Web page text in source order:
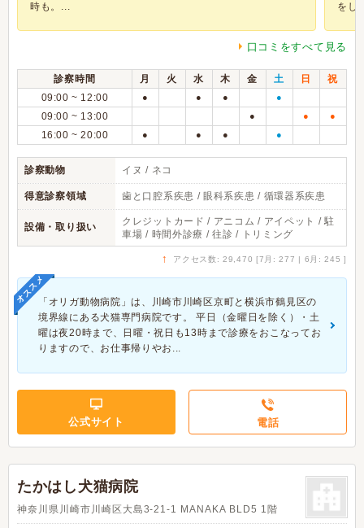
時も。...
をし
口コミをすべて見る
診察時間 月 火 水 木 金 土 日
祝
09:00 ~ 12:00
● ● ● ●
09:00 ~ 13:00 ● ● ●
16:00 ~ 20:00 ● ● ● ●
診察動物 イヌ / ネコ
得意診察領域 歯と口腔系疾患 / 眼科系疾患 / 循環器系疾患
設備・取り扱い
クレジットカード / アニコム / アイペット / 駐
車場 / 時間外診療 / 往診 / トリミング
↑ アクセス数: 29,470 [7月: 277 | 6月: 245 ]
オススメ「オリガ動物病院」は、川崎市川崎区京町と横浜市鶴見区の
境界線にある犬猫専門病院です。 平日（金曜日を除く）・土
曜は夜20時まで、日曜・祝日も13時まで診療をおこなってお
りますので、お仕事帰りやお...
公式サイト 電話
たかはし犬猫病院
神奈川県川崎市川崎区大島3-21-1 MANAKA BLD5 1階